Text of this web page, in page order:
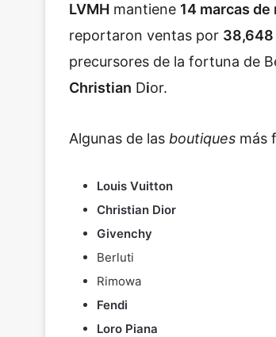
LVMH mantiene 14 marcas
reportaron ventas por 38,648
precursores de la fortuna de
Christian Dior.
Algunas de las boutiques más
Louis Vuitton
Christian Dior
Givenchy
Berluti
Rimowa
Fendi
Loro Piana